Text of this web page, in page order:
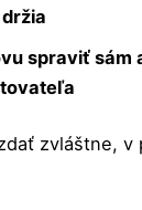
spraviť sám
zvláštne, v